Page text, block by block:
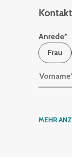
Anrede*
Frau
Vorname
MEHR